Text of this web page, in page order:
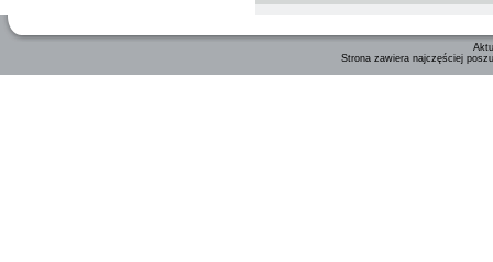
Strona zawiera najczęściej